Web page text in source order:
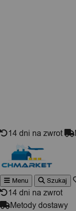
14 dni na zwrot
Wyszukiwarka
produktów
Menu Szukaj
14 dni na zwrot
Metody dostawy